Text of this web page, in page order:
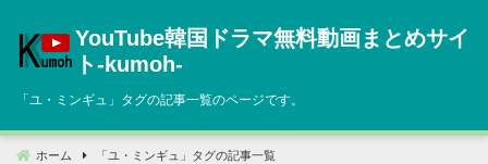
へ
YouTube韓国ドラマ無料動画まとめサイ
ト‐kumoh‐
「 ユ・ミンギュ 」タグの記事一覧のページです。
ホーム 「 ユ・ミンギュ 」タグの記事一覧